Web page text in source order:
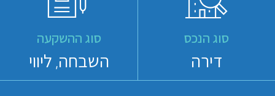
סוג הנכס
דירה
סוג ההשקעה
השבחה, ליווי